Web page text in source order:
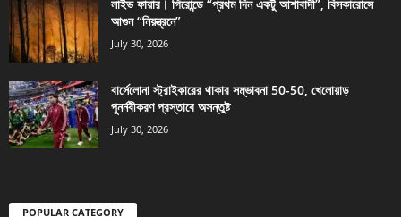
লাইভ ফায়ার। গিরোন্ডে “প্রথম দিন একটু আশাবাদী”, বিসকারোসে
আগুন “নিয়ন্ত্রনে”
July 30, 2026
বার্সেলোনা স্ট্রাইকারের থাকার সম্ভাবনা 50-50, খেলোয়াড়
পুনর্নবীকরণ প্রস্তাবে অসন্তুষ্ট
July 30, 2026
POPULAR CATEGORY